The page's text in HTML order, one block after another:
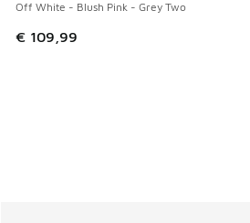
Off White - Blush Pink - Grey Two
€ 109,99